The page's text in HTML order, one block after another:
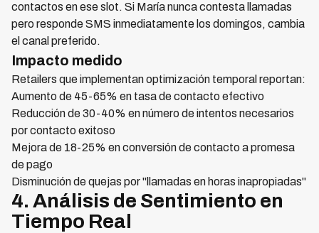
contactos en ese slot. Si María nunca contesta llamadas
pero responde SMS inmediatamente los domingos, cambia
el canal preferido.
Impacto medido
Retailers que implementan optimización temporal reportan:
Aumento de 45-65% en tasa de contacto efectivo
Reducción de 30-40% en número de intentos necesarios
por contacto exitoso
Mejora de 18-25% en conversión de contacto a promesa
de pago
Disminución de quejas por "llamadas en horas inapropiadas"
4. Análisis de Sentimiento en
Tiempo Real